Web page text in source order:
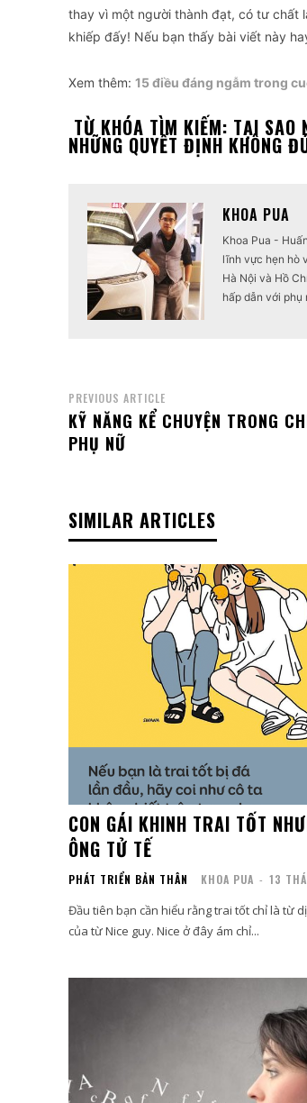
thay vì một người thành đạt, có tư chất
khiếp đấy! Nếu bạn thấy bài viết này
Xem thêm: 15 điều đáng ngẫm trong
TỪ KHÓA TÌM KIẾM: TẠI
NHỮNG QUYẾT ĐỊNH KHÔNG
KHOA PUA
Khoa Pua -
lĩnh vực hẹn hò
Hà Nội và Hồ
hấp dẫn với phụ
PREVIOUS ARTICLE
KỸ NĂNG KỂ CHUYỆN TRONG
PHỤ NỮ
SIMILAR ARTICLES
CON GÁI KHINH TRAI TỐT
ÔNG TỬ TẾ
PHÁT TRIỂN BẢN THÂN KHOA PUA - 13
Đầu tiên bạn cần hiểu rằng trai tốt chỉ là từ
của từ Nice guy. Nice ở đây ám chỉ...